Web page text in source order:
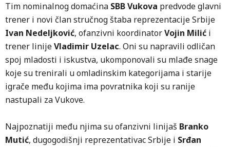
Tim nominalnog domaćina SBB Vukova predvode glavni
trener i novi član stručnog štaba reprezentacije Srbije
Ivan Nedeljković, ofanzivni koordinatorVojin Milić i
trener linijeVladimir Uzelac. Oni su napravili odličan
spoj mladosti i iskustva, ukomponovali su mlađe snage
koje su trenirali u omladinskim kategorijama i starije
igrače među kojima ima povratnika koji su ranije
nastupali za Vukove.
Najpoznatiji među njima su ofanzivni linijaš Branko
Mutić, dugogodišnji reprezentativac Srbije i Srđan